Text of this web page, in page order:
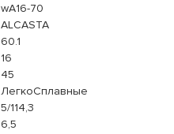
wA16-70
ALCASTA
60.1
16
45
ЛегкоСплавные
5/114,3
6,5